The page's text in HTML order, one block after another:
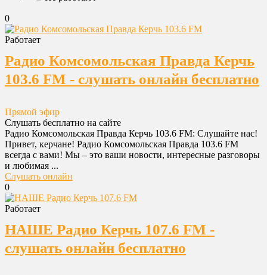
0
Работает
Радио Комсомольская Правда Керчь
103.6 FM - слушать онлайн бесплатно
Прямой эфир
Слушать бесплатно на сайте
Радио Комсомольская Правда Керчь 103.6 FM: Слушайте нас!
Привет, керчане! Радио Комсомольская Правда 103.6 FM
всегда с вами! Мы – это ваши новости, интересные разговоры
и любимая ...
Слушать онлайн
0
Работает
НАШЕ Радио Керчь 107.6 FM -
слушать онлайн бесплатно